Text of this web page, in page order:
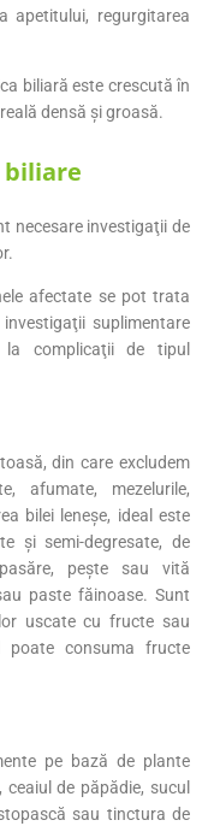
apetitului, regurgitarea
biliară este crescută în
densă și groasă.
necesare investigaţii de
afectate se pot trata
suplimentare
la complicaţii de tipul
din care excludem
afumate, mezelurile,
bilei leneşe, ideal este
şi semi-degresate, de
peşte sau vită
paste făinoase. Sunt
uscate cu fructe sau
poate consuma fructe
pe bază de plante
de păpădie, sucul
sau tinctura de